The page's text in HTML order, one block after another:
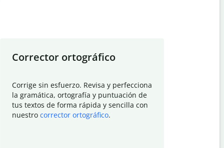
Corrector ortográfico
Corrige sin esfuerzo. Revisa y perfecciona
la gramática, ortografía y puntuación de
tus textos de forma rápida y sencilla con
nuestro corrector ortográfico.